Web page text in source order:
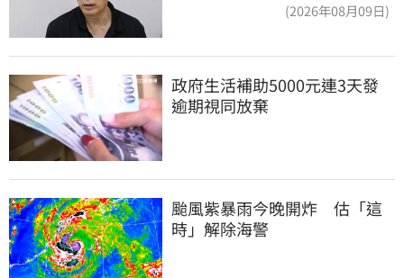
(2026年08月09日)
政府生活補助5000元連3天發
逾期視同放棄
颱風紫暴雨今晚開炸　估「這
時」解除海警